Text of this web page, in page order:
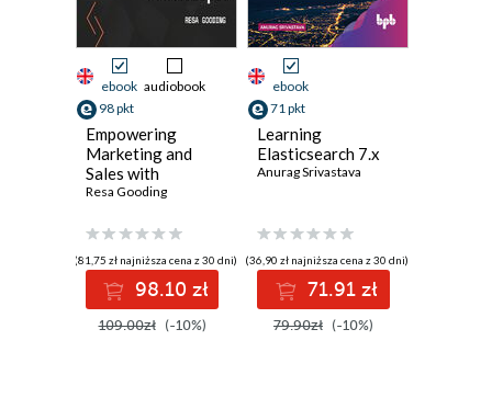
ebook audiobook
98 pkt
Empowering
Marketing and
Sales with
HubSpot. Take
new level with
HubSpot's inbound
marketing, SEO,
analytics, and
sales tools
Resa Gooding
(81,75 zł najniższa cena z 30 dni)
98.10 zł
109.00zł (-10%)
ebook
71 pkt
Learning
Elasticsearch 7.x
Anurag Srivastava
(36,90 zł najniższa cena z 30 dni)
71.91 zł
79.90zł (-10%)